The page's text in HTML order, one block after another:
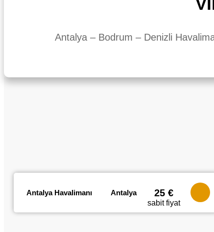
Antalya – Bodrum – Denizli
Antalya Havalimanı Antalya 25 €
sabit fiyat